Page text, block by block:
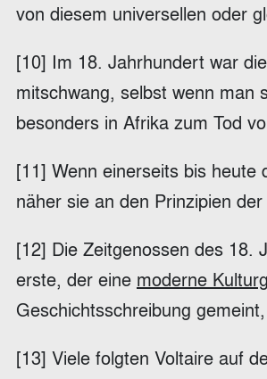
von diesem universellen oder
[10] Im 18. Jahrhundert war
mitschwang, selbst wenn man
besonders in Afrika zum Tod
[11] Wenn einerseits bis
näher sie an den Prinzipien
[12] Die Zeitgenossen des 18.
erste, der eine moderne
Geschichtsschreibung
[13] Viele folgten Voltaire auf